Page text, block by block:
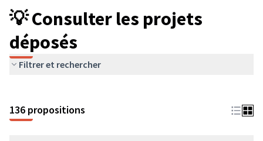
💡 Consulter les projets
déposés
Filtrer et rechercher
136 propositions